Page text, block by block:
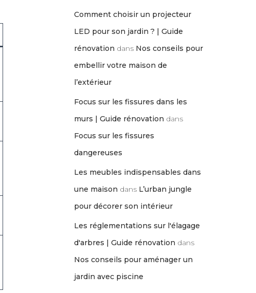
Comment choisir un projecteur
LED pour son jardin ? | Guide
rénovation dans Nos conseils pour
embellir votre maison de
l’extérieur
Focus sur les fissures dans les
murs | Guide rénovation dans
Focus sur les fissures
dangereuses
Les meubles indispensables dans
une maison dans L’urban jungle
pour décorer son intérieur
Les réglementations sur l'élagage
d'arbres | Guide rénovation dans
Nos conseils pour aménager un
jardin avec piscine